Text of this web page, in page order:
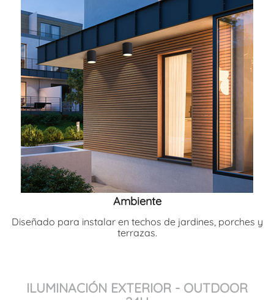
Ambiente
Diseñado para instalar en techos de jardines, porches y
terrazas.
ILUMINACIÓN EXTERIOR - OUTDOOR